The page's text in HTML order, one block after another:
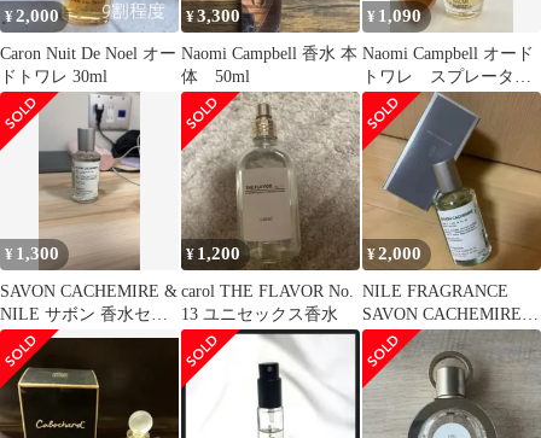
¥2,000
Caron Nuit De Noel オー
ドトワレ 30ml
¥3,300
Naomi Campbell 香水 本
体 50ml
¥ 1,090
Naomi Campbell オード
トワレ スプレータイ
プ 15ml
¥ 1,300
SAVON CACHEMIRE &
NILE サボン 香水セッ
ト
¥ 1,200
carol THE FLAVOR No.
13 ユニセックス香水
¥2,000
NILE FRAGRANCE
SAVON CACHEMIRE
香水